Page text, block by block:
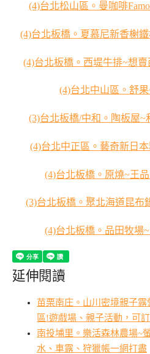
(4)台北松山區。曼咖啡
(4)台北板橋。夏慕尼新香榭
(4)台北板橋。西堤牛排~想
(4)台北中山區。舒
(3)台北板橋/中和。陶板屋
(4)台北中正區。藝奇新日
(4)台北板橋。原燒~王
(3)台北板橋。聚北海道昆布
(4)台北板橋。品田牧場
延伸閱讀
苗栗南庄。山川密境親子
區!遊戲場、親子活動，可
南投埔里。樂活森林農場~
水、車露、狩獵帳一網打盡